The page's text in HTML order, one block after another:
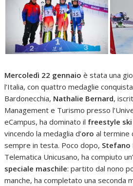
Mercoledì 22 gennaio è stata una
l’Italia, con quattro medaglie
Bardonecchia, Nathalie Bernard,
Management e Turismo presso
eCampus, ha dominato il freestyle
vincendo la medaglia d’oroal termine
sempre in testa. Poco dopo, Stefano
Telematica Unicusano, ha compiuto
speciale maschile: partito dal nono
manche, ha completato una seconda